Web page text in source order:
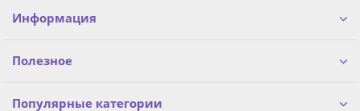
Информация
Полезное
Популярные категории